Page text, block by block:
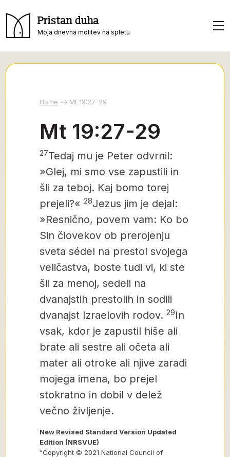
Pristan duha
Moja dnevna molitev na spletu
Home Mt 19:27-29
Mt 19:27-29
27Tedaj mu je Peter odvrnil:
»Glej, mi smo vse zapustili in
šli za teboj. Kaj bomo torej
prejeli?« 28Jezus jim je dejal:
»Resnično, povem vam: Ko bo
Sin človekov ob prerojenju
sveta sédel na prestol svojega
veličastva, boste tudi vi, ki ste
šli za menoj, sedeli na
dvanajstih prestolih in sodili
dvanajst Izraelovih rodov. 29In
vsak, kdor je zapustil hiše ali
brate ali sestre ali očeta ali
mater ali otroke ali njive zaradi
mojega imena, bo prejel
stokratno in dobil v delež
večno življenje.
New Revised Standard Version Updated
Edition (NRSVUE)
“Copyright © 2021 National Council of